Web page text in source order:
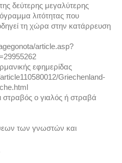
δεύτερης μεγαλύτερης
λιτότητας που
τη χώρα στην κατάρρευση
article.asp?
εφημερίδας
Griechenland-
στραβός ο γιαλός ή στραβά
των γνωστών και